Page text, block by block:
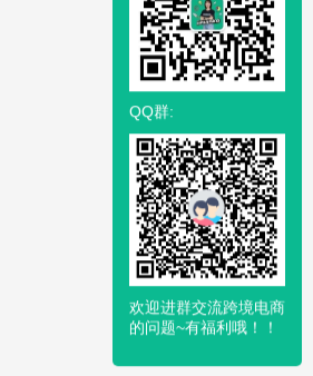
QQ群:
欢迎进群交流跨境电商
的问题~有福利哦！！